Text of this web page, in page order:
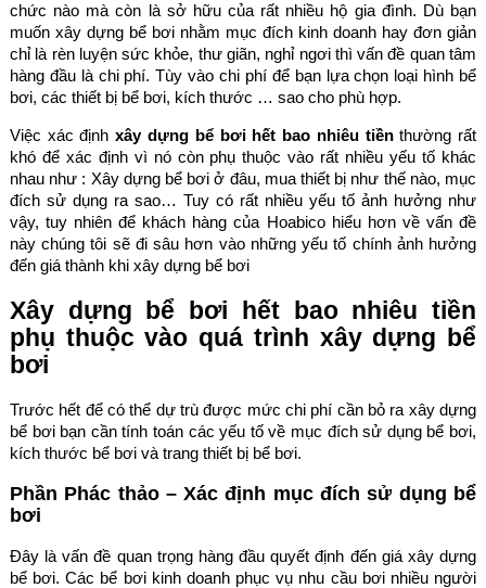
chức nào mà còn là sở hữu của rất nhiều hộ gia đình. Dù bạn
muốn xây dựng bể bơi nhằm mục đích kinh doanh hay đơn giản
chỉ là rèn luyện sức khỏe, thư giãn, nghỉ ngơi thì vấn đề quan tâm
hàng đầu là chi phí. Tùy vào chi phí để bạn lựa chọn loại hình bể
bơi, các thiết bị bể bơi, kích thước … sao cho phù hợp.
Việc xác địnhxây dựng bể bơi hết bao nhiêu tiềnthường rất
khó để xác định vì nó còn phụ thuộc vào rất nhiều yếu tố khác
nhau như : Xây dựng bể bơi ở đâu, mua thiết bị như thế nào, mục
đích sử dụng ra sao… Tuy có rất nhiều yếu tố ảnh hưởng như
vậy, tuy nhiên để khách hàng của Hoabico hiểu hơn về vấn đề
này chúng tôi sẽ đi sâu hơn vào những yếu tố chính ảnh hưởng
đến giá thành khi xây dựng bể bơi
Xây dựng bể bơi hết bao nhiêu tiền
phụ thuộc vào quá trình xây dựng bể
bơi
Trước hết để có thể dự trù được mức chi phí cần bỏ ra xây dựng
bể bơi bạn cần tính toán các yếu tố về mục đích sử dụng bể bơi,
kích thước bể bơi và trang thiết bị bể bơi.
Phần Phác thảo – Xác định mục đích sử dụng bể
bơi
Đây là vấn đề quan trọng hàng đầu quyết định đến giá xây dựng
bể bơi. Các bể bơi kinh doanh phục vụ nhu cầu bơi nhiều người